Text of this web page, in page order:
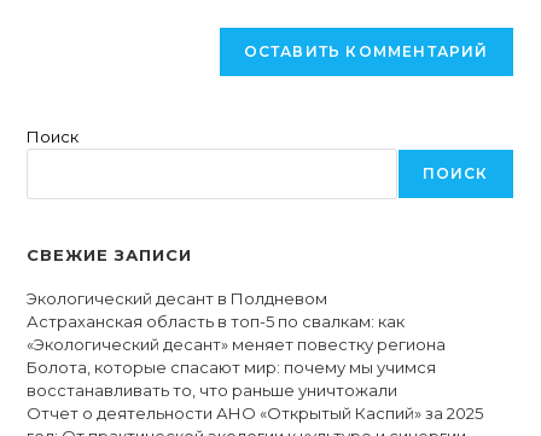
Поиск
ПОИСК
СВЕЖИЕ ЗАПИСИ
Экологический десант в Полдневом
Астраханская область в топ-5 по свалкам: как
«Экологический десант» меняет повестку региона
Болота, которые спасают мир: почему мы учимся
восстанавливать то, что раньше уничтожали
Отчет о деятельности АНО «Открытый Каспий» за 2025